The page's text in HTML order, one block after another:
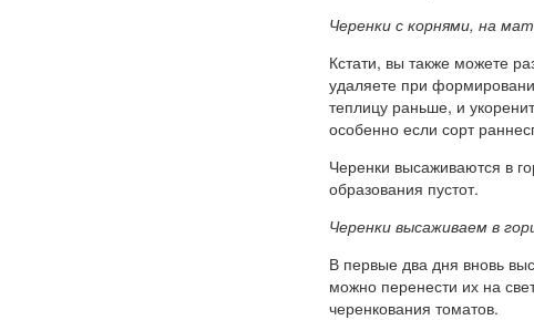
Черенки с корнями, на
Кстати, вы также можете
удаляете при
теплицу раньше, и
особенно если сорт
Черенки высаживаются в
образования пустот.
Черенки высаживаем в
В первые два дня вновь
можно перенести их на
черенкования томатов.